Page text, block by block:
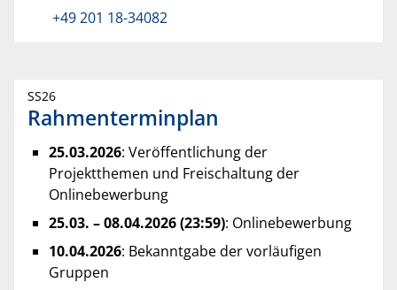
+49 201 18-34082
SS26
Rahmenterminplan
25.03.2026: Veröffentlichung der
Projektthemen und Freischaltung der
Onlinebewerbung
25.03. – 08.04.2026 (23:59): Onlinebewerbung
10.04.2026: Bekanntgabe der vorläufigen
Gruppen